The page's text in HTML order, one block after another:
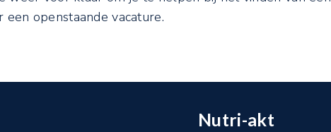
een openstaande vacature.
Nutri-akt